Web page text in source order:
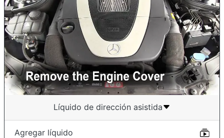
Líquido de dirección asistida
Agregar líquido